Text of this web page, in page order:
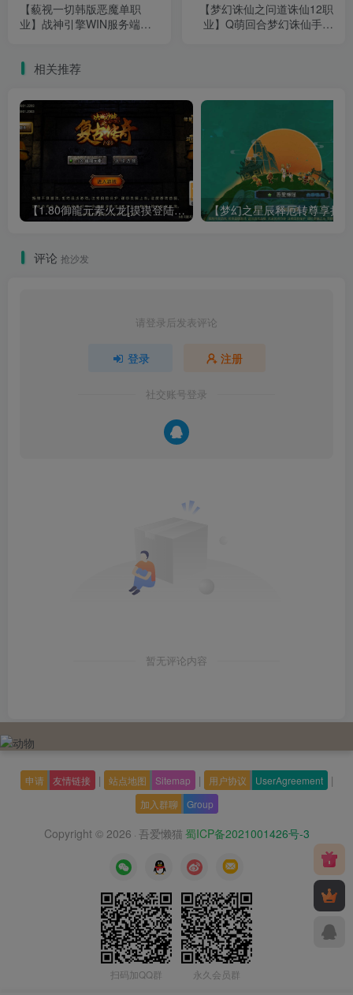
【藐视一切韩版恶魔单职
业】战神引擎WIN服务端
【梦幻诛仙之问道诛仙12职
业】Q萌回合梦幻诛仙手游
相关推荐
【1.80御龍元素火龙[摸摸登陆器]】战神引擎WIN服务端+GM工具+充值后台+双端+架设教程
评论 抢沙发
请登录后发表评论
登录 注册
社交账号登录
暂无评论内容
申请 友情链接 | 站点地图 Sitemap | 用户协议 UserAgreement |
加入群聊 Group
Copyright © 2026 · 吾爱懒猫 蜀ICP备2021001426号-3
扫码加QQ群 永久会员群